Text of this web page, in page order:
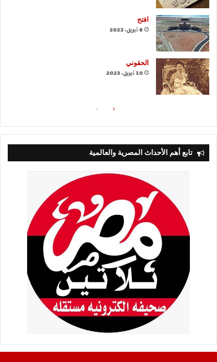
افتح
8 أبريل، 2023
الحقوني
10 أبريل، 2023
الصفحةالصفحة
تابع أهم الأحداث المصرية والعالمية